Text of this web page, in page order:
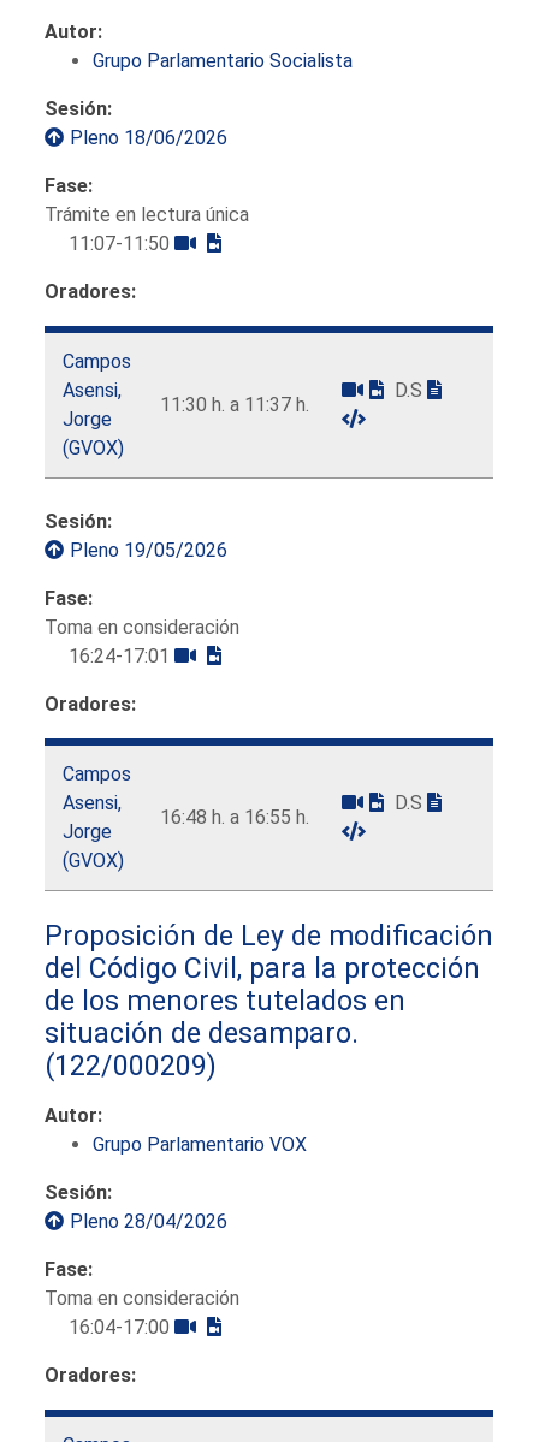
Autor:
Grupo Parlamentario Socialista
Sesión:
Pleno 18/06/2026
Fase:
Trámite en lectura única
11:07-11:50
Oradores:
Campos
Asensi,
Jorge
(GVOX)
11:30 h. a 11:37 h.
D.S
Sesión:
Pleno 19/05/2026
Fase:
Toma en consideración
16:24-17:01
Oradores:
Campos
Asensi,
Jorge
(GVOX)
16:48 h. a 16:55 h.
D.S
Proposición de Ley de modificación
del Código Civil, para la protección
de los menores tutelados en
situación de desamparo.
(122/000209)
Autor:
Grupo Parlamentario VOX
Sesión:
Pleno 28/04/2026
Fase:
Toma en consideración
16:04-17:00
Oradores: